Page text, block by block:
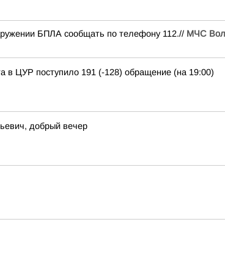
БПЛА сообщать по телефону 112.// МЧС
в ЦУР поступило 191 (-128) обращение (на 19:00)
добрый вечер